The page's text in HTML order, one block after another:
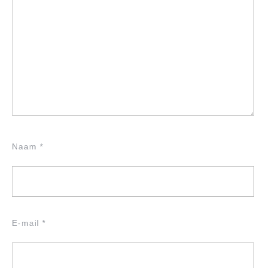
Naam *
E-mail *